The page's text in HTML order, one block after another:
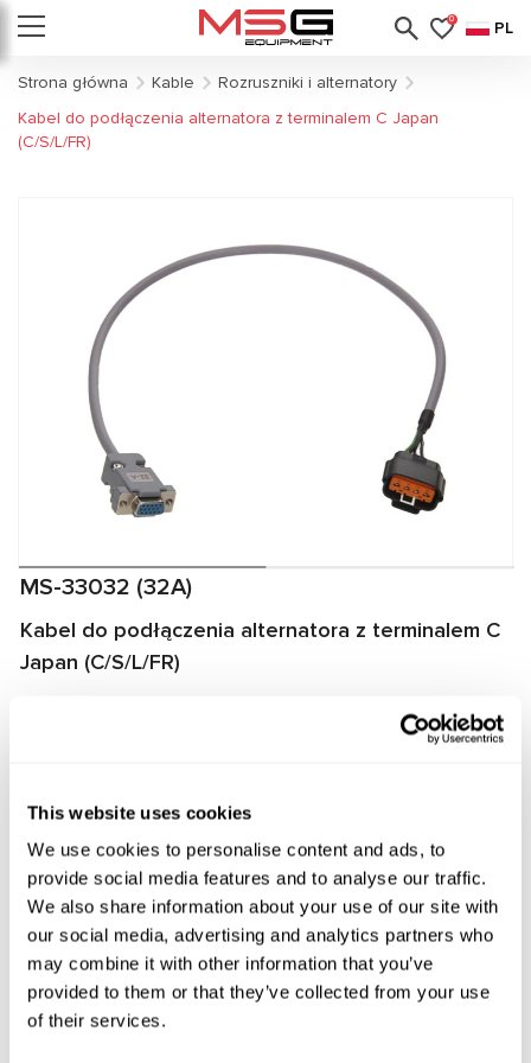
This website uses cookies
We use cookies to personalise content and ads, to
provide social media features and to analyse our traffic.
We also share information about your use of our site with
our social media, advertising and analytics partners who
may combine it with other information that you’ve
provided to them or that they’ve collected from your use
of their services.
0 PL
Strona główna Kable
Rozruszniki i alternatory
Kabel do podłączenia alternatora z terminalem C Japan
(C/S/L/FR)
MS-33032 (32A)
Kabel do podłączenia alternatora z terminalem C
Japan (C/S/L/FR)
Kabel przeznaczony do diagnozowania alternatorów na
stanowiskach MS002A/MS005/MS005A/MS008. Kabel
stanowiska, a także zapewnia niezawodną komunikację
Producent:MSG Equipment
Zapytaj o cenę